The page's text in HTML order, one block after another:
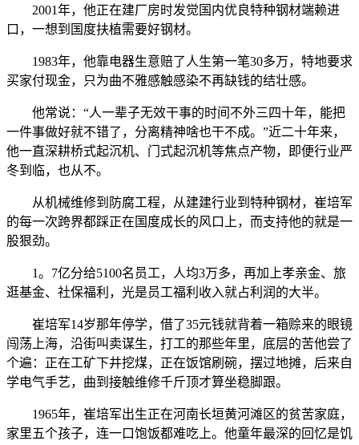
2001年，他正在建厂房时发觉国内优良特种钢材端赖进
口，一想到国度扶植需要好钢材。
1983年，他靠电器生意赔了人生第一笔30多万，特地要求
买家付现金，只为曲不雅感触感染不再缺钱的结壮感。
他常说：“人一辈子无效干事的时间不外三四十年，能把
一件事做好就不错了，分离精神啥也干不成。”近二十年来，
他一直深耕桥式起沉机、门式起沉机等焦点产物，即便行业严
冬到临，也从不。
从机械维修到防腐工程，从建建行业到特种钢材，崔培军
的每一次跨界都踩正在国度成长的风口上，而支持他的就是一
股狠劲。
1。7亿分给5100名员工，人均3万多，再加上孝亲金、旅
逛基金、社保福利，光是员工福利收入就占利润的大半。
崔培军14岁那年停学，借了35元钱就背着一箱赊来的眼镜
闯荡上海，沿街叫卖谋生，打工的那些年里，底层的苦他尝了
个遍：正在工矿下井挖煤，正在饭馆刷碗，摆过地摊，后来自
学电气手艺，曲到接触维修千斤顶才算坐稳脚跟。
1965年，崔培军出生正在河南长垣黄河滩区的贫苦家庭，
家里五个孩子，连一口饱饭都难吃上。他童年最深的回忆是饥